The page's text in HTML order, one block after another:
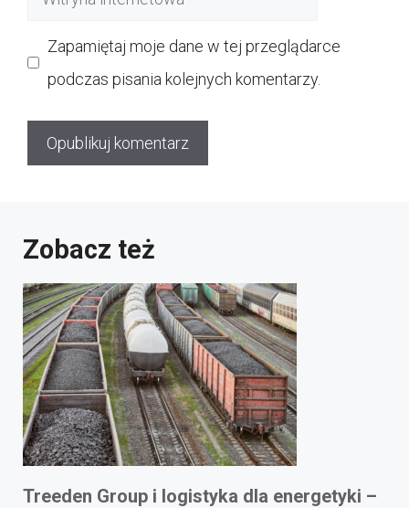
Zapamiętaj moje dane w tej przeglądarce
podczas pisania kolejnych komentarzy.
Zobacz też
Treeden Group i logistyka dla energetyki –